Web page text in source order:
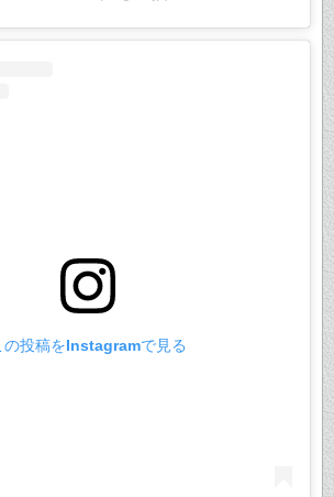
の投稿をInstagramで見る